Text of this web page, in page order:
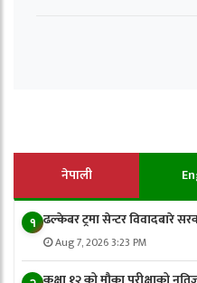
नेपाली
१ ढल्केबर ट्रमा सेन्टर विवादबारे
Aug 7, 2026 3:23 PM